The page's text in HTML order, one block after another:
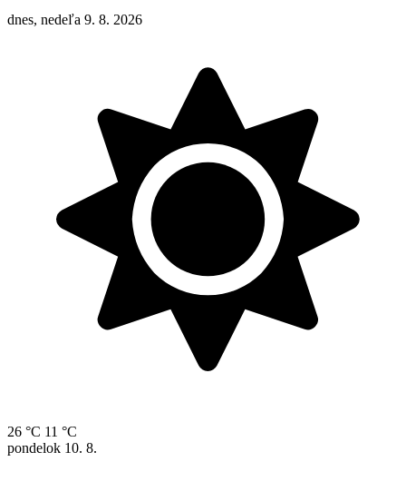
dnes, nedeľa 9. 8. 2026
26 °C 11 °C
pondelok 10. 8.